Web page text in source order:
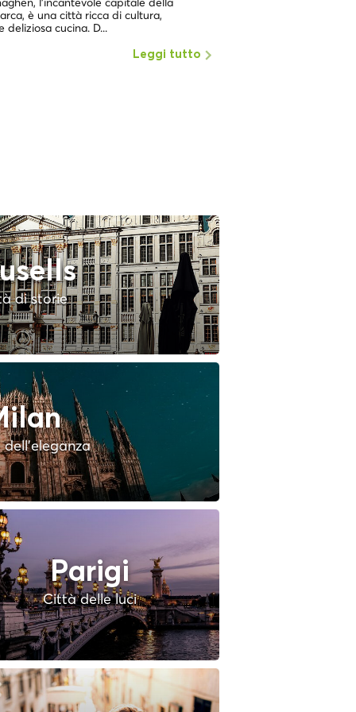
è una città ricca di cultura,
deliziosa cucina. D...
Leggi tutto
di storie
Parigi
Città delle luci